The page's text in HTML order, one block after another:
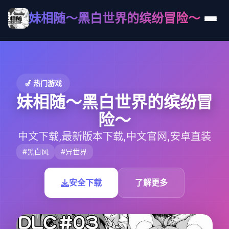
妹相随～黑白世界的缤纷冒险～
🎷 热门游戏
妹相随～黑白世界的缤纷冒
险～
中文下载,最新版本下载,中文官网,安卓直装
#黑白风 #异世界
安全下载 了解更多